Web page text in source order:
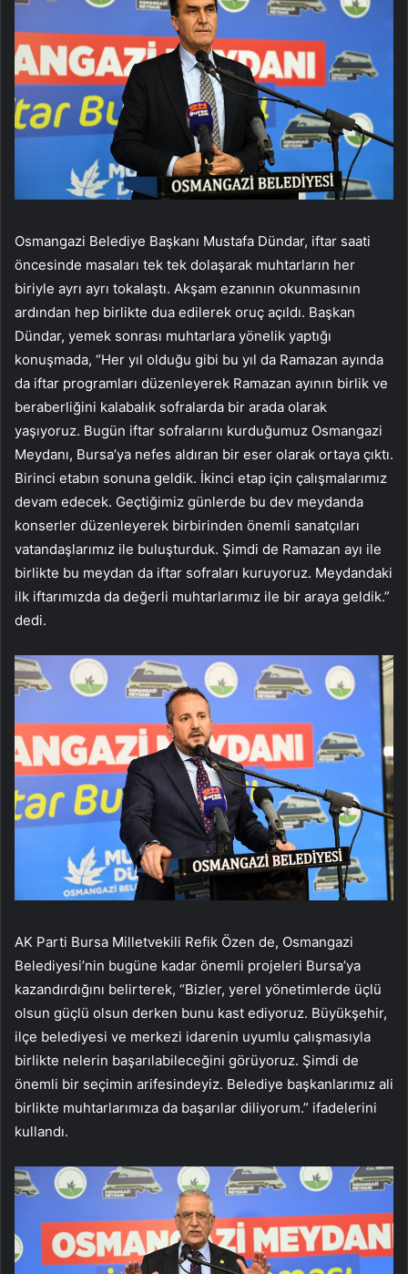
Osmangazi Belediye Başkanı Mustafa Dündar, iftar saati
öncesinde masaları tek tek dolaşarak muhtarların her
biriyle ayrı ayrı tokalaştı. Akşam ezanının okunmasının
ardından hep birlikte dua edilerek oruç açıldı. Başkan
Dündar, yemek sonrası muhtarlara yönelik yaptığı
konuşmada, “Her yıl olduğu gibi bu yıl da Ramazan ayında
da iftar programları düzenleyerek Ramazan ayının birlik ve
beraberliğini kalabalık sofralarda bir arada olarak
yaşıyoruz. Bugün iftar sofralarını kurduğumuz Osmangazi
Meydanı, Bursa’ya nefes aldıran bir eser olarak ortaya çıktı.
Birinci etabın sonuna geldik. İkinci etap için çalışmalarımız
devam edecek. Geçtiğimiz günlerde bu dev meydanda
konserler düzenleyerek birbirinden önemli sanatçıları
vatandaşlarımız ile buluşturduk. Şimdi de Ramazan ayı ile
birlikte bu meydan da iftar sofraları kuruyoruz. Meydandaki
ilk iftarımızda da değerli muhtarlarımız ile bir araya geldik.”
dedi.
AK Parti Bursa Milletvekili Refik Özen de, Osmangazi
Belediyesi’nin bugüne kadar önemli projeleri Bursa’ya
kazandırdığını belirterek, “Bizler, yerel yönetimlerde üçlü
olsun güçlü olsun derken bunu kast ediyoruz. Büyükşehir,
ilçe belediyesi ve merkezi idarenin uyumlu çalışmasıyla
birlikte nelerin başarılabileceğini görüyoruz. Şimdi de
önemli bir seçimin arifesindeyiz. Belediye başkanlarımız ali
birlikte muhtarlarımıza da başarılar diliyorum.” ifadelerini
kullandı.